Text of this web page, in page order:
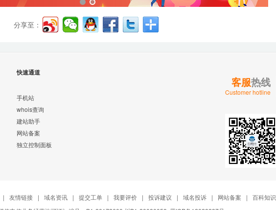
分享至：
快速通道
手机站
whois查询
建站助手
网站备案
独立控制面板
客服热线
Customer hotline
| 友情链接 | 域名资讯 | 提交工单 | 我要评价 | 投诉建议 | 域名投诉 | 网站备案 | 百科知识